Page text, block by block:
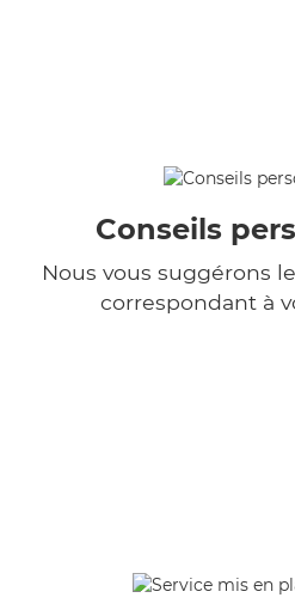
Conseils
Nous vous suggérons
correspondant à